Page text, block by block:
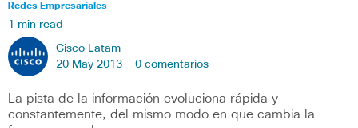
Redes Empresariales
1 min read
Cisco Latam
20 May 2013 - 0 comentarios
La pista de la información evoluciona rápida y
constantemente, del mismo modo en que cambia la